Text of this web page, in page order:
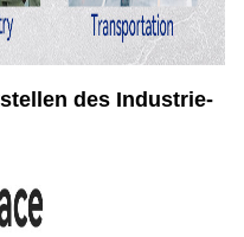
des Industrie-